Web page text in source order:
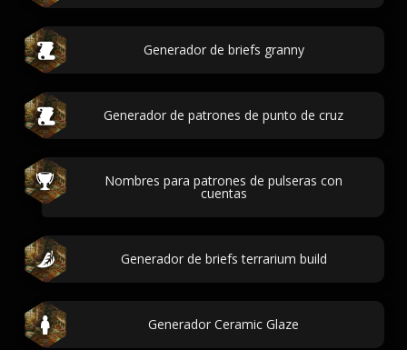
Generador de briefs granny
Generador de patrones de punto de cruz
Nombres para patrones de pulseras con
cuentas
Generador de briefs terrarium build
Generador Ceramic Glaze